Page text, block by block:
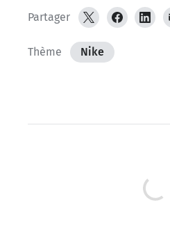
Partager
Thème Nike